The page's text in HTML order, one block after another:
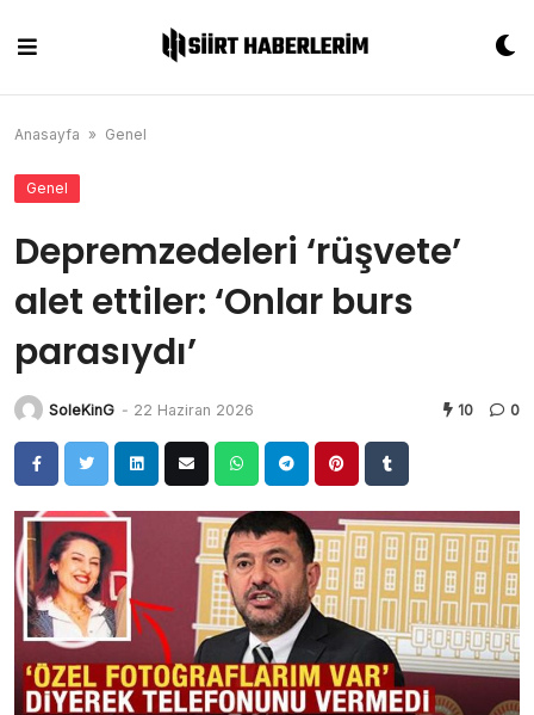
content
Anasayfa » Genel
Genel
Depremzedeleri ‘rüşvete’
alet ettiler: ‘Onlar burs
parasıydı’
SoleKinG - 22 Haziran 2026 10 0